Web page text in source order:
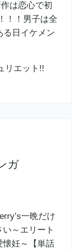
は恋心で初
！！男子は全
る日イケメン
ガ
一晩だけ
～エリート
懐妊～【単話